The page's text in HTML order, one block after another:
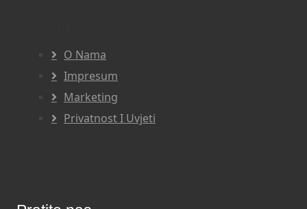
O Nama
Impresum
Marketing
Privatnost I Uvjeti